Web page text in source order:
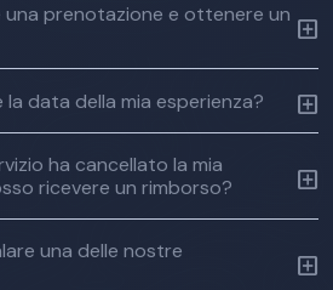
una prenotazione e ottenere un
data della mia esperienza?
ha cancellato la mia
ricevere un rimborso?
una delle nostre